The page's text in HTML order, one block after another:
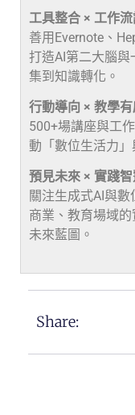
工具整合 × 工作流
善用Evernote、
打造AI第二大腦
集到知識轉化。
行動導向 × 教學有
500+場講座與工
動「數位生活力」
預見未來 × 實踐智
關注生成式AI與數
商業、教育場域
未來藍圖。
Share: